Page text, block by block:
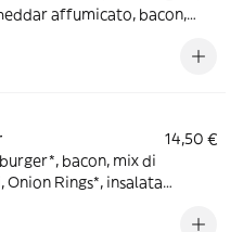
affumicato, bacon,
14,50 €
bacon, mix di
Rings*, insalata